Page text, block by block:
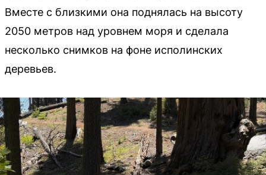
Вместе с близкими она поднялась на высоту
2050 метров над уровнем моря и сделала
несколько снимков на фоне исполинских
деревьев.